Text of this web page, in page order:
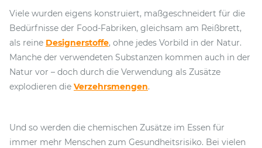
Viele wurden eigens konstruiert, maßgeschneidert für die
Bedürfnisse der Food-Fabriken, gleichsam am Reißbrett,
als reine Designerstoffe, ohne jedes Vorbild in der Natur.
Manche der verwendeten Substanzen kommen auch in der
Natur vor – doch durch die Verwendung als Zusätze
explodieren die Verzehrsmengen.
Und so werden die chemischen Zusätze im Essen für
immer mehr Menschen zum Gesundheitsrisiko. Bei vielen